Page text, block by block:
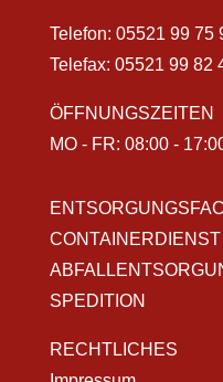
Telefon: 05521 99 75
Telefax: 05521 99 82
ÖFFNUNGSZEITEN
MO - FR: 08:00 -
CONTAINERDIENST
SPEDITION
RECHTLICHES